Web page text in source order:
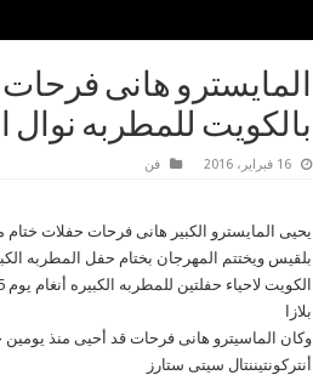
المايسترو هانى فرحات
بالكويت للمطربه نوال
16 فبراير، 2016 فن
بلازا
وكان الماسيترو هانى فرحات قد أحيى منذ
أنتركونتيننتال سيتى ستارز